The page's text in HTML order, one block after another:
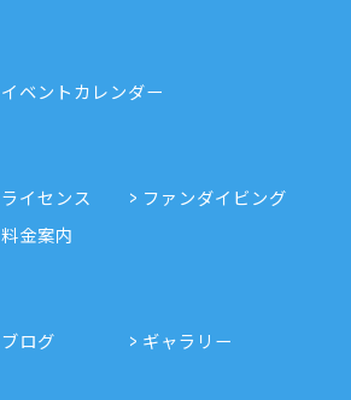
イベントカレンダー
ライセンス
ファンダイビング
料金案内
ブログ ギャラリー